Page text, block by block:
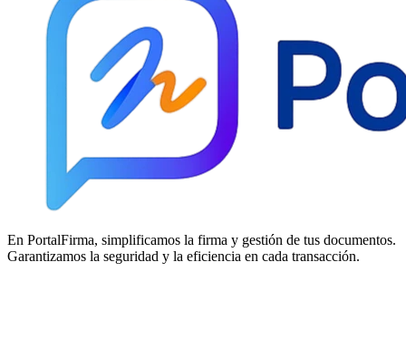
En PortalFirma, simplificamos la firma y gestión de tus documentos.
Garantizamos la seguridad y la eficiencia en cada transacción.